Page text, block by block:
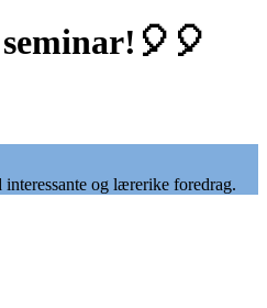
og lærerike foredrag.